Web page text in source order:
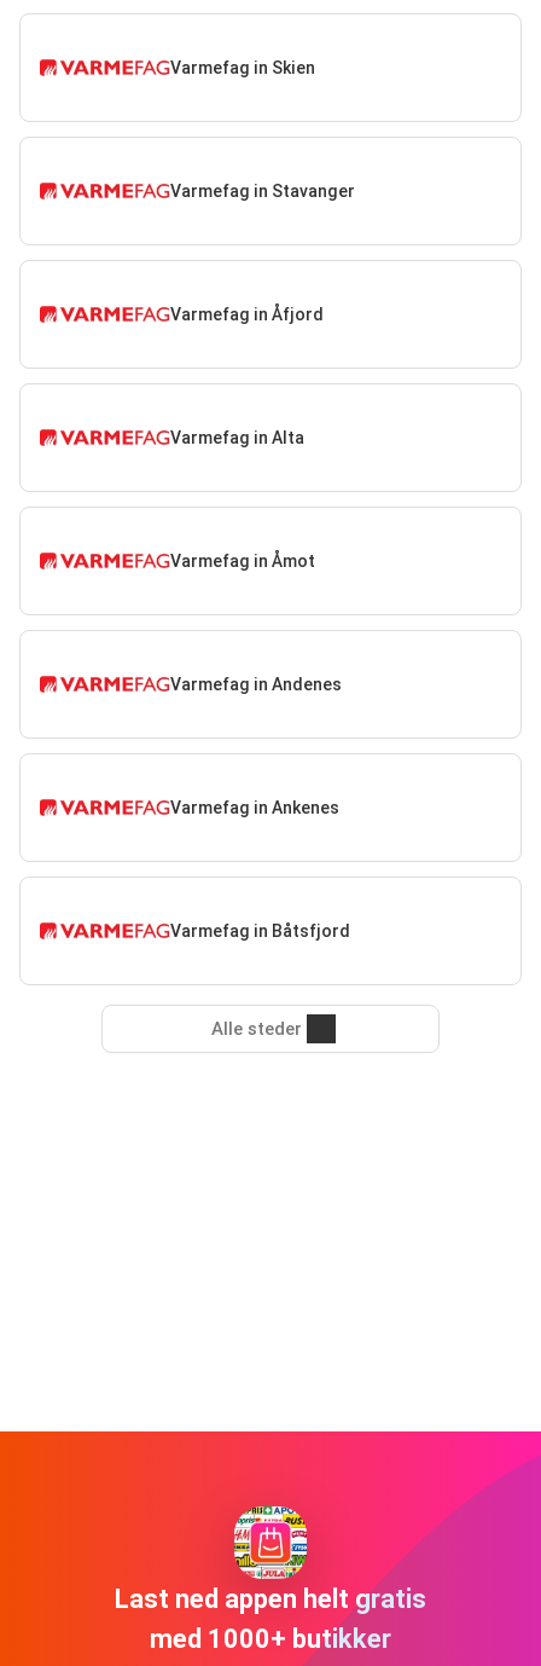
Varmefag in Skien
Varmefag in Stavanger
Varmefag in Åfjord
Varmefag in Alta
Varmefag in Åmot
Varmefag in Andenes
Varmefag in Ankenes
Varmefag in Båtsfjord
Alle steder
Last ned appen helt gratis
med 1000+ butikker